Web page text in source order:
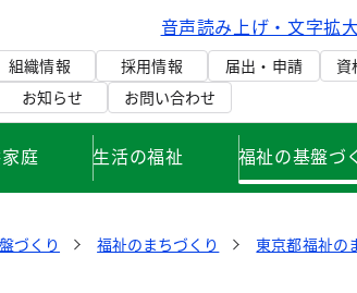
音声読み上げ・文字拡
組織情報 採用情報 届出・申請 資
お知らせ お問い合わせ
庭 生活の福祉 福祉の基盤づ
づくり 福祉のまちづくり 東京都福祉